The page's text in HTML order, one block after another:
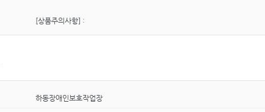
[상품주의사항] :
하동장애인보호작업장